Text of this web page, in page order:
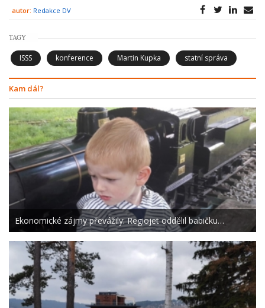
autor: Redakce DV
TAGY
ISSS konference Martin Kupka statní správa
Kam dál?
Ekonomické zájmy převážily: Regiojet oddělil babičku…